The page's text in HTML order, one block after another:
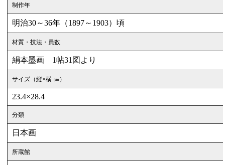
制作年
明治30～36年（1897～1903）頃
材質・技法・員数
絹本墨画 1帖31図より
サイズ（縦×横 ㎝）
23.4×28.4
分類
日本画
所蔵館